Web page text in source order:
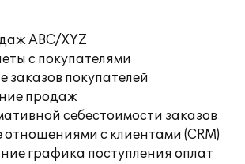
ABC/XYZ
с покупателями
покупателей
продаж
себестоимости заказов
с клиентами (CRM)
графика поступления оплат